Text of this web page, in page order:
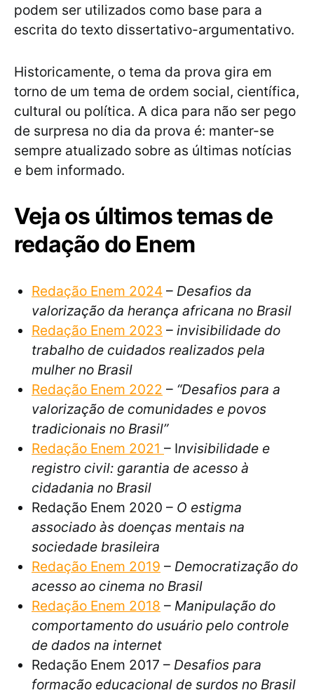
podem ser utilizados como base para a
escrita do texto dissertativo-argumentativo.
Historicamente, o tema da prova gira em
torno de um tema de ordem social, científica,
cultural ou política. A dica para não ser pego
de surpresa no dia da prova é: manter-se
sempre atualizado sobre as últimas notícias
e bem informado.
Veja os últimos temas de
redação do Enem
Redação Enem 2024 – Desafios da
valorização da herança africana no Brasil
Redação Enem 2023 – invisibilidade do
trabalho de cuidados realizados pela
mulher no Brasil
Redação Enem 2022 – “Desafios para a
valorização de comunidades e povos
tradicionais no Brasil”
Redação Enem 2021 – Invisibilidade e
registro civil: garantia de acesso à
cidadania no Brasil
Redação Enem 2020 – O estigma
associado às doenças mentais na
sociedade brasileira
Redação Enem 2019 – Democratização do
acesso ao cinema no Brasil
Redação Enem 2018 – Manipulação do
comportamento do usuário pelo controle
de dados na internet
Redação Enem 2017 – Desafios para
formação educacional de surdos no Brasil